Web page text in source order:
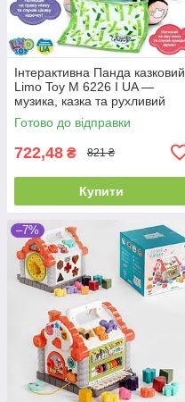
Інтерактивна Панда казковий
Limo Toy M 6226 I UA —
музика, казка та рухливий
рот, ідеально для малюка
Готово до відправки
722,48 ₴ 821 ₴
Купити
–7%